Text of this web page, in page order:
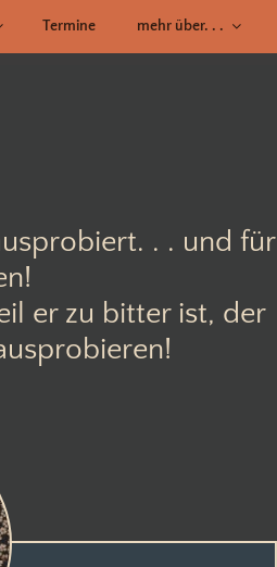
Termine mehr über. . .
. . und für
er zu bitter ist, der